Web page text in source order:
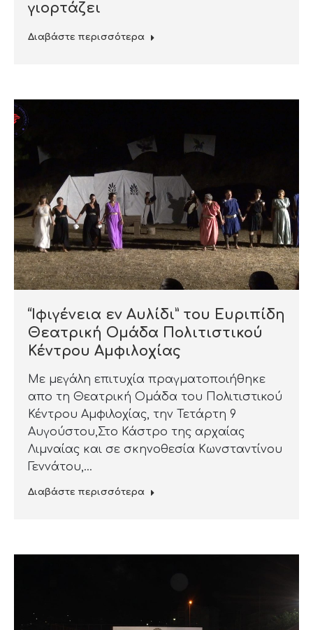
γιορτάζει
Διαβάστε περισσότερα
“Ιφιγένεια εν Αυλίδι” του Ευριπίδη
Θεατρική Ομάδα Πολιτιστικού
Κέντρου Αμφιλοχίας
Με μεγάλη επιτυχία πραγματοποιήθηκε
απο τη Θεατρική Ομάδα του Πολιτιστικού
Κέντρου Αμφιλοχίας, την Τετάρτη 9
Αυγούστου,Στο Κάστρο της αρχαίας
Λιμναίας και σε σκηνοθεσία Κωνσταντίνου
Γεννάτου,…
Διαβάστε περισσότερα